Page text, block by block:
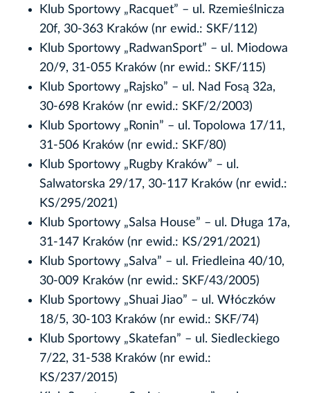
Klub Sportowy „Racquet” – ul. Rzemieślnicza
20f, 30-363 Kraków (nr ewid.: SKF/112)
Klub Sportowy „RadwanSport” – ul. Miodowa
20/9, 31-055 Kraków (nr ewid.: SKF/115)
Klub Sportowy „Rajsko” – ul. Nad Fosą 32a,
30-698 Kraków (nr ewid.: SKF/2/2003)
Klub Sportowy „Ronin” – ul. Topolowa 17/11,
31-506 Kraków (nr ewid.: SKF/80)
Klub Sportowy „Rugby Kraków” – ul.
Salwatorska 29/17, 30-117 Kraków (nr ewid.:
KS/295/2021)
Klub Sportowy „Salsa House” – ul. Długa 17a,
31-147 Kraków (nr ewid.: KS/291/2021)
Klub Sportowy „Salva” – ul. Friedleina 40/10,
30-009 Kraków (nr ewid.: SKF/43/2005)
Klub Sportowy „Shuai Jiao” – ul. Włóczków
18/5, 30-103 Kraków (nr ewid.: SKF/74)
Klub Sportowy „Skatefan” – ul. Siedleckiego
7/22, 31-538 Kraków (nr ewid.:
KS/237/2015)